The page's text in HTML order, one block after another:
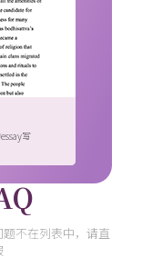
写
不在列表中，请直